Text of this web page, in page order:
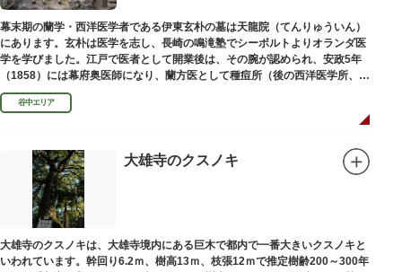
幕末期の蘭学・西洋医学者である伊東玄朴の墓は天龍院（てんりゅういん）
にあります。玄朴は医学を志し、長崎の鳴滝塾でシーボルトよりオランダ医
学を学びました。江戸で医者として開業後は、その腕が認められ、安政5年
（1858）には幕府奥医師になり、蘭方医として種痘所（後の西洋医学所、現
東京大学医学部）の開設などに尽力し、明治4年（1871）72歳で没しまし
た。谷中エリア
大雄寺のクスノキ
大雄寺のクスノキは、大雄寺境内にある巨木で都内で一番大きいクスノキと
いわれています。幹回り6.2ｍ、樹高13ｍ、枝張12ｍで推定樹齢200～300年